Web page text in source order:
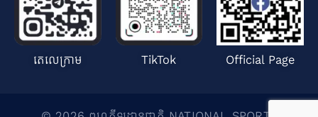
តេលេក្រាម TikTok Official Page